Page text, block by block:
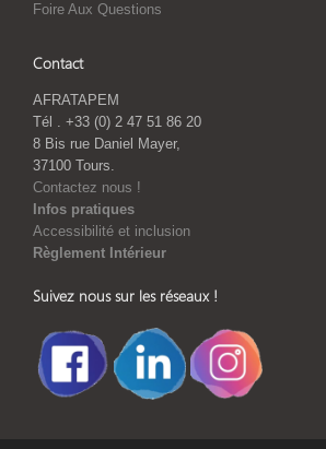
Foire Aux Questions
Contact
AFRATAPEM
Tél . +33 (0) 2 47 51 86 20
8 Bis rue Daniel Mayer,
37100 Tours.
Contactez nous !
Infos pratiques
Accessibilité et inclusion
Règlement Intérieur
Suivez nous sur les réseaux !